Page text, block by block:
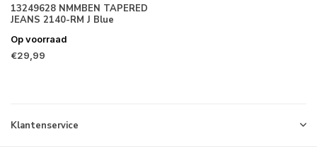
13249628 NMMBEN TAPERED
JEANS 2140-RM J Blue
Op voorraad
€29,99
Klantenservice